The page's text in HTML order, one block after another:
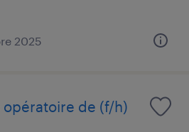
2025
de (f/h)